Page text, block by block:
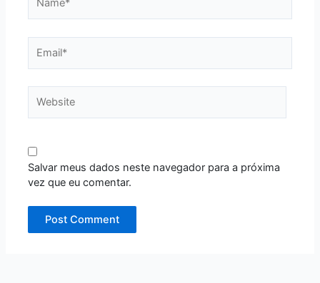
Salvar meus dados neste navegador para a próxima
vez que eu comentar.